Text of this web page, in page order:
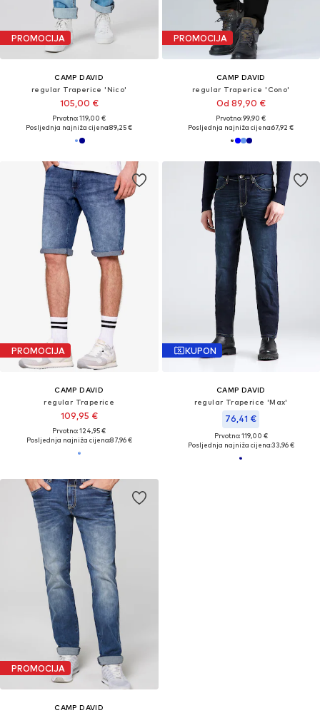
PROMOCIJA
CAMP DAVID
regular Traperice 'Nico'
105,00 €
Prvotno: 119,00 €
Posljednja najniža cijena:89,25 €
PROMOCIJA
CAMP DAVID
regular Traperice 'Cono'
Od 89,90 €
Prvotno: 99,90 €
Posljednja najniža cijena:67,92 €
PROMOCIJA
CAMP DAVID
regular Traperice
109,95 €
Prvotno: 124,95 €
Posljednja najniža cijena:87,96 €
KUPON
CAMP DAVID
regular Traperice 'Max'
76,41 €
Prvotno: 119,00 €
Posljednja najniža cijena:33,96 €
PROMOCIJA
CAMP DAVID